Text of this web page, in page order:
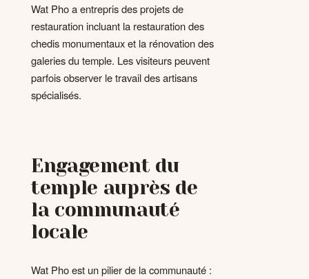
Wat Pho a entrepris des projets de
restauration incluant la restauration des
chedis monumentaux et la rénovation des
galeries du temple. Les visiteurs peuvent
parfois observer le travail des artisans
spécialisés.
Engagement du
temple auprès de
la communauté
locale
Wat Pho est un pilier de la communauté :